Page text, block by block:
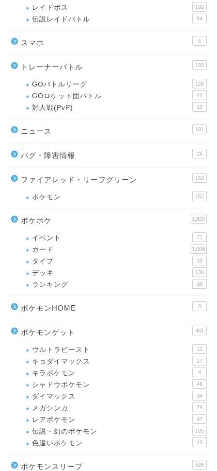
レイドボス 103
伝説レイドバトル 94
スマホ 5
トレーナーバトル 193
GOバトルリーグ 128
GOロケット団バトル 42
対人戦(PvP) 13
ニュース 101
バグ・障害情報 25
ファイアレッド・リーフグリーン 152
ポケモン 152
ポケポケ 1,829
イベント 71
カード 1,608
タイプ 10
デッキ 130
ランキング 10
ポケモンHOME 3
ポケモンゲット 461
ウルトラビースト 11
キョダイマックス 27
キラポケモン 4
シャドウポケモン 46
ダイマックス 34
メガシンカ 79
レアポケモン 47
伝説・幻のポケモン 105
色違いポケモン 46
ポケモンスリープ 526